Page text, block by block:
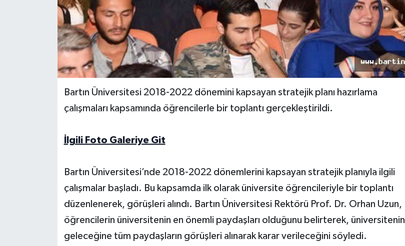
Bartın Üniversitesi 2018-2022 dönemini kapsayan stratejik planı hazırlama
çalışmaları kapsamında öğrencilerle bir toplantı gerçekleştirildi.
İlgili Foto Galeriye Git
Bartın Üniversitesi’nde 2018-2022 dönemlerini kapsayan stratejik planıyla ilgili
çalışmalar başladı. Bu kapsamda ilk olarak üniversite öğrencileriyle bir toplantı
düzenlenerek, görüşleri alındı. Bartın Üniversitesi Rektörü Prof. Dr. Orhan Uzun,
öğrencilerin üniversitenin en önemli paydaşları olduğunu belirterek, üniversitenin
geleceğine tüm paydaşların görüşleri alınarak karar verileceğini söyledi.
Yerel Yönetimler